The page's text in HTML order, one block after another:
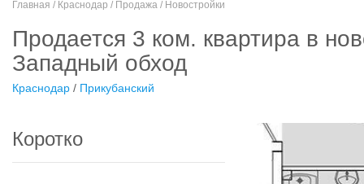
Главная / Краснодар / Продажа / Новостройки
Продается 3 ком. квартира в
Западный обход
Краснодар / Прикубанский
Коротко